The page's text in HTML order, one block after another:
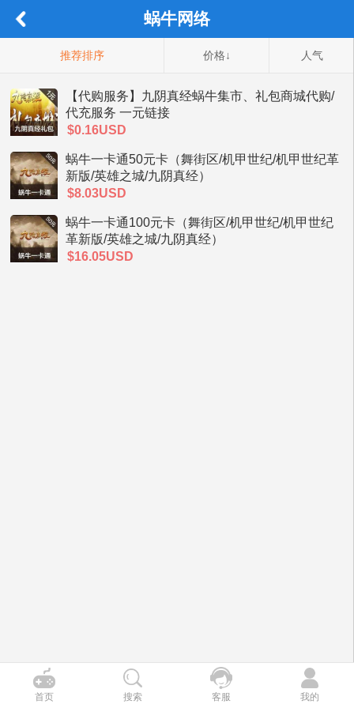
蜗牛网络
推荐排序 价格↓ 人气
【代购服务】九阴真经蜗牛集市、礼包商城代购/
代充服务 一元链接
$0.16USD
蜗牛一卡通50元卡（舞街区/机甲世纪/机甲世纪革
新版/英雄之城/九阴真经）
$8.03USD
蜗牛一卡通100元卡（舞街区/机甲世纪/机甲世纪
革新版/英雄之城/九阴真经）
$16.05USD
首页 搜索 客服 我的